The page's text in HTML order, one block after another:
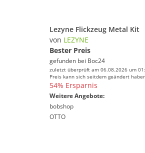
Lezyne Flickzeug Metal Kit
von LEZYNE
Bester Preis
gefunden bei Boc24
zuletzt überprüft am 06.08.2026 um
Preis kann sich seitdem geändert
54% Ersparnis
Weitere Angebote:
bobshop
OTTO